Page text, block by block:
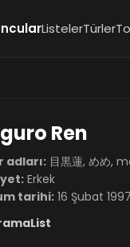
ListelerTürler
Ren
adları: 目黒蓮, めめ,
Erkek
tarihi:16 Şubat 1997